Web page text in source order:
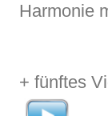
Harmonie
+ fünftes